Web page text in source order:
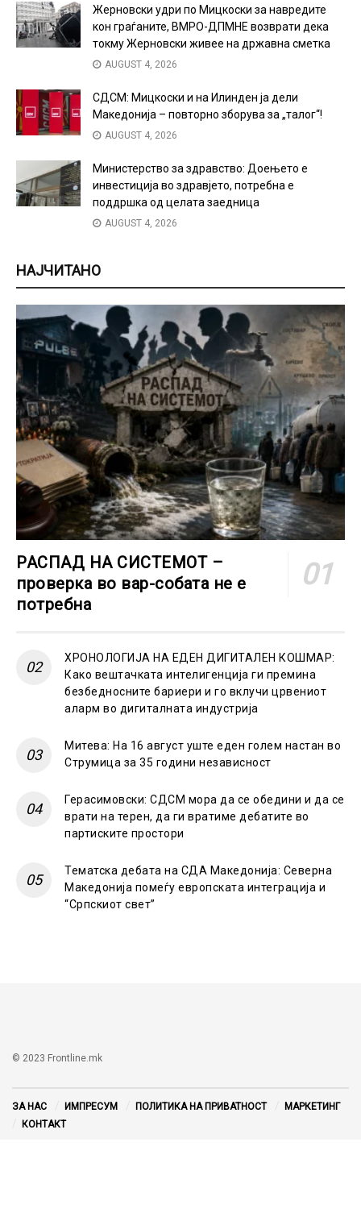
Жерновски удри по Мицкоски за навредите
кон граѓаните, ВМРО-ДПМНЕ возврати дека
токму Жерновски живее на државна сметка
AUGUST 4, 2026
СДСМ: Мицкоски и на Илинден ја дели
Македонија – повторно зборува за „талог“!
AUGUST 4, 2026
Министерство за здравство: Доењето е
инвестиција во здравјето, потребна е
поддршка од целата заедница
AUGUST 4, 2026
НАЈЧИТАНО
РАСПАД НА СИСТЕМОТ –
проверка во вар-собата не е
потребна
ХРОНОЛОГИЈА НА ЕДЕН ДИГИТАЛЕН КОШМАР:
Како вештачката интелигенција ги премина
безбедносните бариери и го вклучи црвениот
аларм во дигиталната индустрија
Митева: На 16 август уште еден голем настан во
Струмица за 35 години независност
Герасимовски: СДСМ мора да се обедини и да се
врати на терен, да ги вратиме дебатите во
партиските простори
Тематска дебата на СДА Македонија: Северна
Македонија помеѓу европската интеграција и
“Српскиот свет”
© 2023 Frontline.mk
ЗА НАС ИМПРЕСУМ ПОЛИТИКА НА ПРИВАТНОСТ
МАРКЕТИНГ
КОНТАКТ